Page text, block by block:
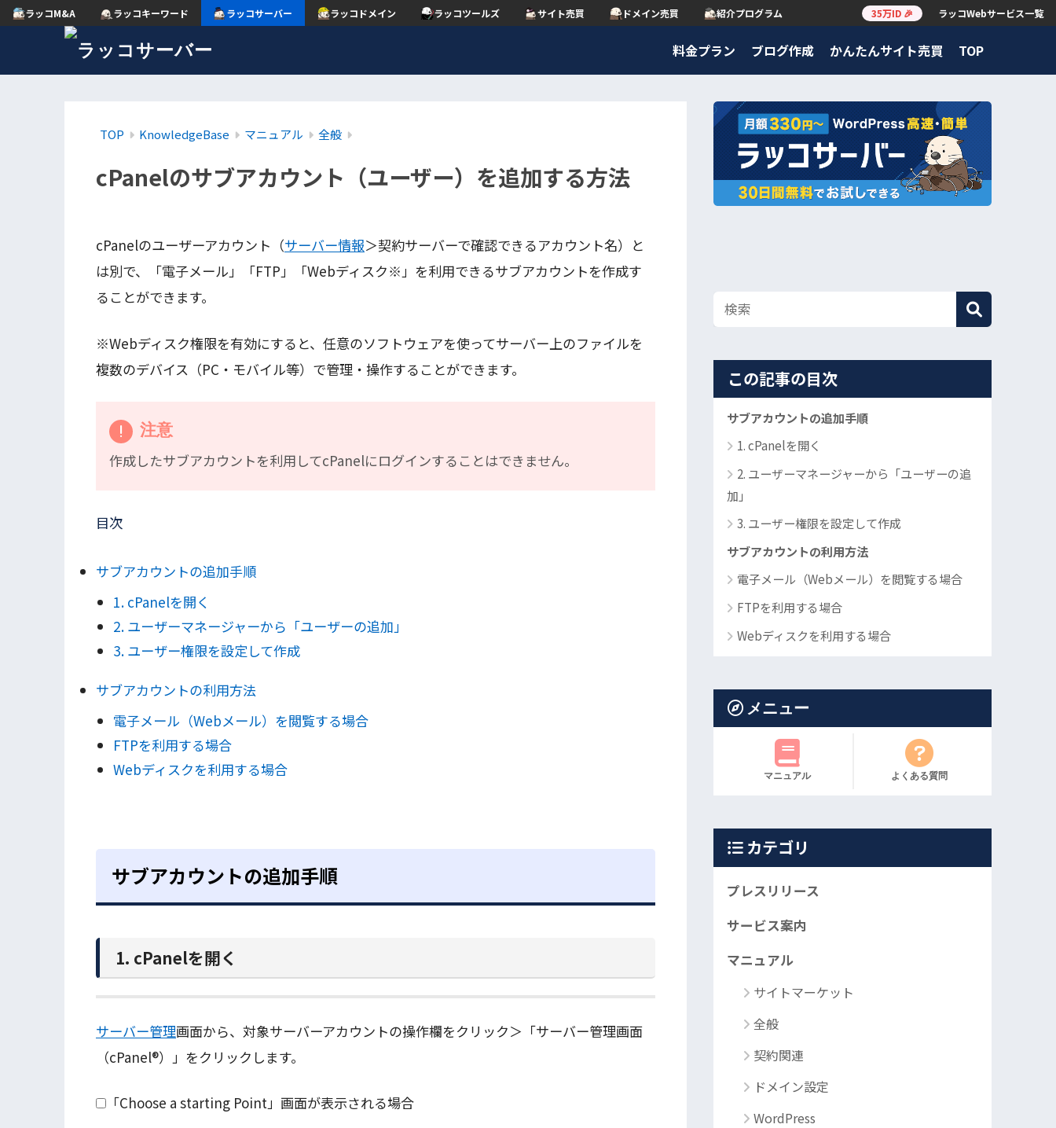
ラッコM&A ラッコキーワード ラッコサーバー ラッコドメイン ラッコツールズ サイト売買 ドメイン売買 紹介プログラム 35万ID 🎉 ラッコWebサービス一覧
料金プラン ブログ作成 かんたんサイト売買 TOP
TOP KnowledgeBase マニュアル 全般
cPanelのサブアカウント（ユーザー）を追加する方法
cPanelのユーザーアカウント（サーバー情報＞契約サーバーで確認できるアカウント名）と
は別で、「電子メール」「FTP」「Webディスク※」を利用できるサブアカウントを作成す
ることができます。
※Webディスク権限を有効にすると、任意のソフトウェアを使ってサーバー上のファイルを
複数のデバイス（PC・モバイル等）で管理・操作することができます。
注意
作成したサブアカウントを利用してcPanelにログインすることはできません。
目次
サブアカウントの追加手順
1. cPanelを開く
2. ユーザーマネージャーから「ユーザーの追加」
3. ユーザー権限を設定して作成
サブアカウントの利用方法
電子メール（Webメール）を閲覧する場合
FTPを利用する場合
Webディスクを利用する場合
サブアカウントの追加手順
1. cPanelを開く
サーバー管理画面から、対象サーバーアカウントの操作欄をクリック＞「サーバー管理画面
（cPanel®）」をクリックします。
「Choose a starting Point」画面が表示される場合
この記事の目次
サブアカウントの追加手順
1. cPanelを開く
2. ユーザーマネージャーから「ユーザーの追
加」
3. ユーザー権限を設定して作成
サブアカウントの利用方法
電子メール（Webメール）を閲覧する場合
FTPを利用する場合
Webディスクを利用する場合
メニュー
マニュアル よくある質問
カテゴリ
プレスリリース
サービス案内
マニュアル
サイトマーケット
全般
契約関連
ドメイン設定
WordPress